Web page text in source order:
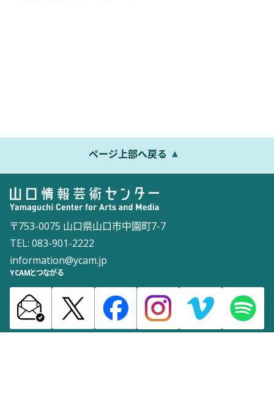
ページ上部へ戻る
〒753-0075 山口県山口市中園町7-7
TEL: 083-901-2222
information@ycam.jp
YCAMとつながる